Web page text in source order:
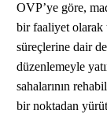
OVP’ye göre,
bir faaliyet olarak
süreçlerine dair
düzenlemeyle
sahalarının
bir noktadan